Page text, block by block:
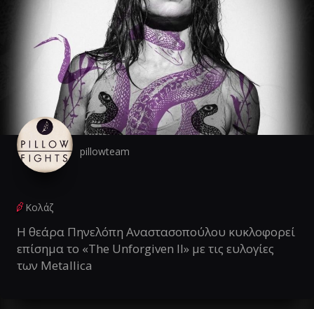
pillowteam
Κολάζ
Η θεάρα Πηνελόπη Αναστασοπούλου κυκλοφορεί
επίσημα το «The Unforgiven II» με τις ευλογίες
των Metallica